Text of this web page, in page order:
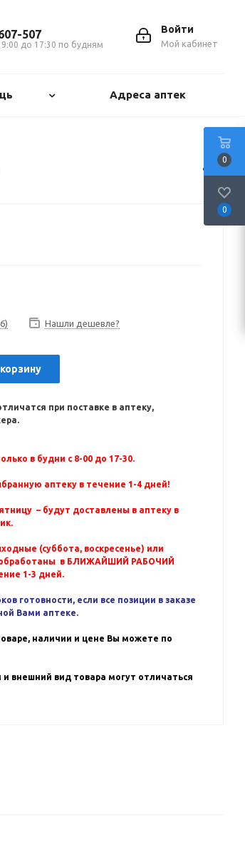
Войти
Мой кабинет
507
9:00 до 17:30 по будням
Адреса аптек
Нашли дешевле?
при поставке в аптеку,
в будни с 8-00 до 17-30.
аптеку в течение 1-4 дней!
– будут доставлены в аптеку в
(суббота, воскресенье) или
обработаны в БЛИЖАЙШИЙ РАБОЧИЙ
1-3 дней.
готовности, если все позиции в заказе
Вами аптеке.
наличии и цене Вы можете по
и внешний вид товара могут отличаться
0
0